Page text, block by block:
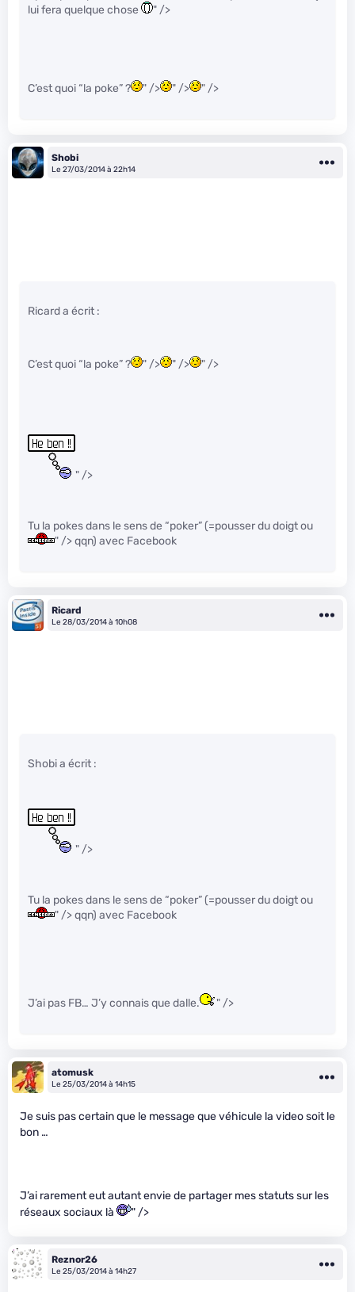
lui fera quelque chose
" />
C’est quoi “la poke” ? " /> " /> " />
Shobi
Le 27/03/2014 à 22h14
Ricard a écrit :
C’est quoi “la poke” ? " /> " /> " />
" />
Tu la pokes dans le sens de “poker” (=pousser du doigt ou
" /> qqn) avec Facebook
Ricard
Le 28/03/2014 à 10h08
Shobi a écrit :
" />
Tu la pokes dans le sens de “poker” (=pousser du doigt ou
" /> qqn) avec Facebook
J’ai pas FB… J’y connais que dalle. " />
atomusk
Le 25/03/2014 à 14h15
Je suis pas certain que le message que véhicule la video soit le
bon …
J’ai rarement eut autant envie de partager mes statuts sur les
réseaux sociaux là
" />
Reznor26
Le 25/03/2014 à 14h27